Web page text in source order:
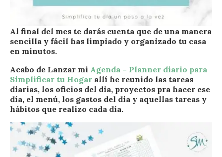
Al final del mes te darás cuenta que de una manera
sencilla y fácil has limpiado y organizado tu casa
en minutos.
Acabo de Lanzar mi Agenda – Planner diario para
Simplificar tu Hogar allí he reunido las tareas
diarias, los oficios del dia, proyectos pra hacer ese
día, el menú, los gastos del dia y aquellas tareas y
hábitos que realizo cada día.